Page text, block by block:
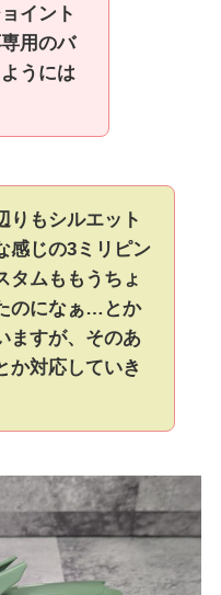
イント
用のバ
うには
りもシルエット
感じの3ミリピン
タムももうちょ
のになぁ…とか
ますが、そのあ
か対応していき